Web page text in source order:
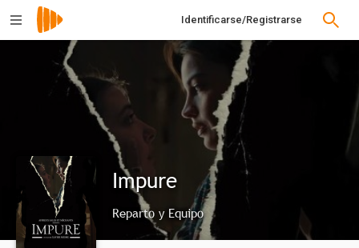
Identificarse/Registrarse
Impure
Reparto y Equipo